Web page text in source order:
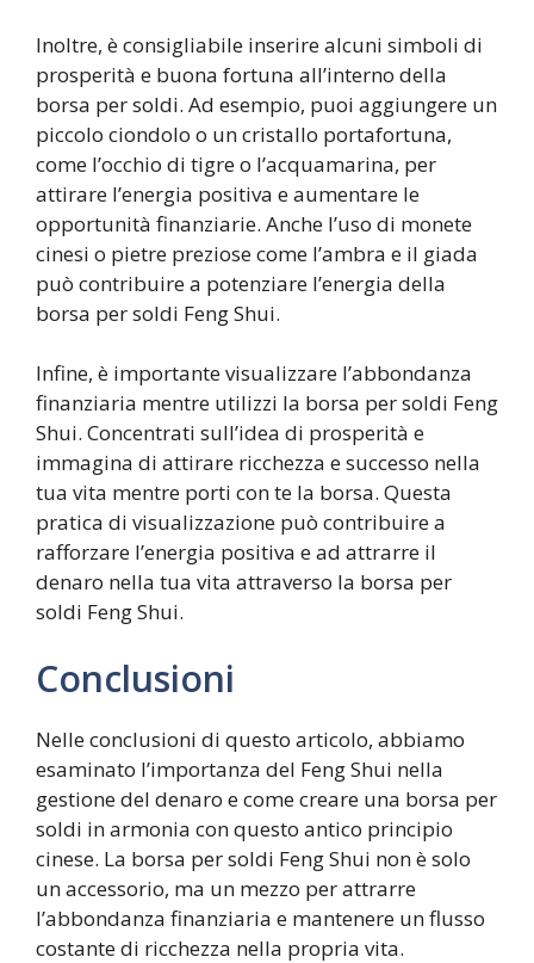
Inoltre, è consigliabile inserire alcuni simboli di
prosperità e buona fortuna all’interno della
borsa per soldi. Ad esempio, puoi aggiungere un
piccolo ciondolo o un cristallo portafortuna,
come l’occhio di tigre o l’acquamarina, per
attirare l’energia positiva e aumentare le
opportunità finanziarie. Anche l’uso di monete
cinesi o pietre preziose come l’ambra e il giada
può contribuire a potenziare l’energia della
borsa per soldi Feng Shui.
Infine, è importante visualizzare l’abbondanza
finanziaria mentre utilizzi la borsa per soldi Feng
Shui. Concentrati sull’idea di prosperità e
immagina di attirare ricchezza e successo nella
tua vita mentre porti con te la borsa. Questa
pratica di visualizzazione può contribuire a
rafforzare l’energia positiva e ad attrarre il
denaro nella tua vita attraverso la borsa per
soldi Feng Shui.
Conclusioni
Nelle conclusioni di questo articolo, abbiamo
esaminato l’importanza del Feng Shui nella
gestione del denaro e come creare una borsa per
soldi in armonia con questo antico principio
cinese. La borsa per soldi Feng Shui non è solo
un accessorio, ma un mezzo per attrarre
l’abbondanza finanziaria e mantenere un flusso
costante di ricchezza nella propria vita.